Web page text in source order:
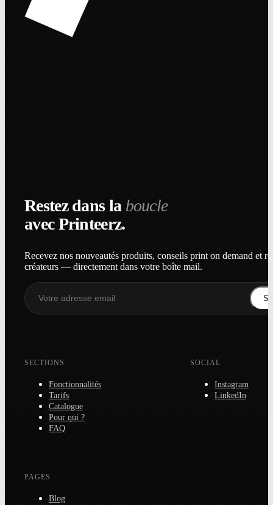
Restez dans la boucle
avec Printeerz.
Recevez nos nouveautés produits, conseils print on demand et
créateurs — directement dans votre boîte mail.
SECTIONS
Fonctionnalités
Tarifs
Catalogue
Pour qui ?
FAQ
SOCIAL
Instagram
LinkedIn
PAGES
Blog